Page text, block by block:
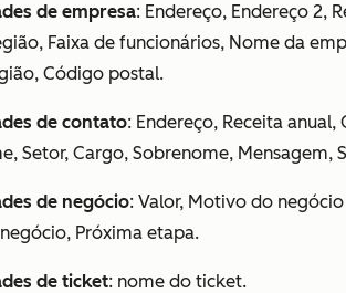
de empresa: Endereço, Endereço 2,
Faixa de funcionários, Nome da
Código postal.
de contato: Endereço, Receita
Setor, Cargo, Sobrenome,
de negócio: Valor, Motivo do
Próxima etapa.
de ticket: nome do ticket.